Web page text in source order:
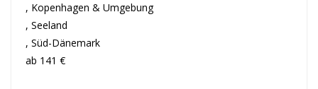
, Kopenhagen & Umgebung
, Seeland
, Süd-Dänemark
ab 141 €